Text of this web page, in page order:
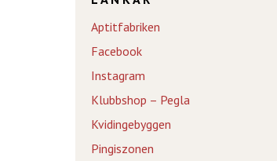
Aptitfabriken
Facebook
Instagram
Klubbshop – Pegla
Kvidingebyggen
Pingiszonen